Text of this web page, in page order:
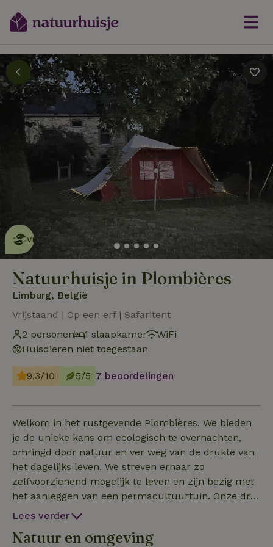
Dit natuurhuisje is eco-
vriendelijk
lees meer
Natuurhuisje in Plombières
Limburg, België
Vrijstaand | Op een erf | Safaritent
2 personen
1 slaapkamer
WiFi
Huisdieren niet toegestaan
9,3/10 5/5 7 beoordelingen
Welkom in het rustgevende Plombières. We bieden
je de unieke kans om ecologisch te overnachten,
omringd door natuur en ver weg van de drukte van
het dagelijks leven. We streven ernaar zo
zelfvoorzienend mogelijk te leven en zijn bezig met
het aanleggen van een permacultuurtuin. Onze drie
glampingtenten liggen middenin onze tuin. Door
hopen we onze gasten wat bij te brengen over de
Lees verder
Natuur en omgeving